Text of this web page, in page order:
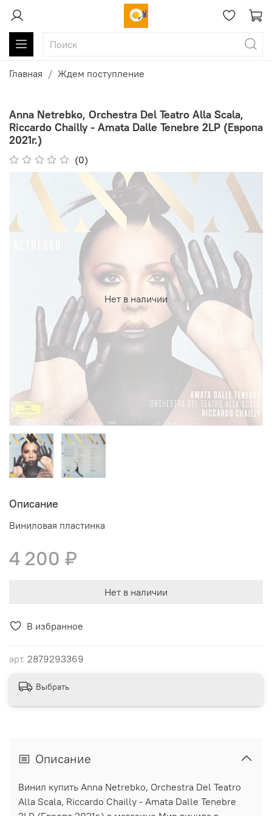
Главная Ждем поступление
Anna Netrebko, Orchestra Del Teatro Alla Scala,
Riccardo Chailly - Amata Dalle Tenebre 2LP (Европа
2021г.)
(0)
В избранное
арт. 2879293369
Нет в наличии
Описание
Виниловая пластинка
4 200 ₽
Нет в наличии
Выбрать
Описание
Винил купить Anna Netrebko, Orchestra Del Teatro
Alla Scala, Riccardo Chailly - Amata Dalle Tenebre